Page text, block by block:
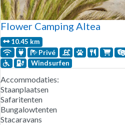
Flower Camping Altea
10.45 km
Privé
Windsurfen
Accommodaties:
Staanplaatsen
Safaritenten
Bungalowtenten
Stacaravans